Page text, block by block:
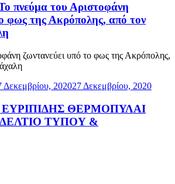
πνεύμα του Αριστοφάνη
φως της Ακρόπολης, από τον
ζωντανεύει υπό το φως της Ακρόπολης,
Δεκεμβρίου, 202027 Δεκεμβρίου, 2020
ΘΕΡΜΟΠΥΛΑΙ
ΤΥΠΟΥ &